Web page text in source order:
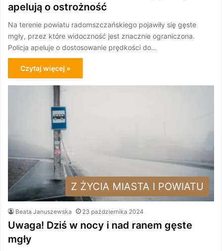
apelują o ostrożność
Na terenie powiatu radomszczańskiego pojawiły się gęste
mgły, przez które widoczność jest znacznie ograniczona.
Policja apeluje o dostosowanie prędkości do…
Czytaj więcej »
Z ŻYCIA MIASTA I POWIATU
Beata Januszewska 23 października 2024
Uwaga! Dziś w nocy i nad ranem gęste
mgły